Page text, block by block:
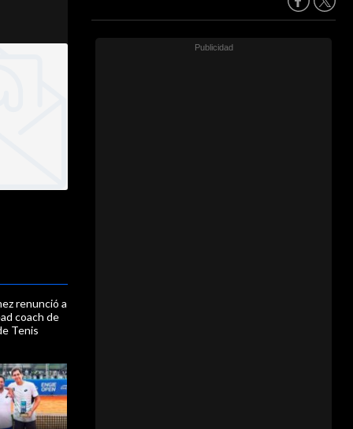
renunció a
coach de
Tenis